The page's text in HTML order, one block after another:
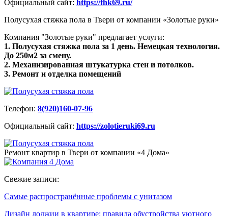
Официальный сайт: https://fhk69.ru/
Полусухая стяжка пола в Твери от компании «Золотые руки»
Компания "Золотые руки" предлагает услуги:
1. Полусухая стяжка пола за 1 день. Немецкая технология.
До 250м2 за смену.
2. Механизированная штукатурка стен и потолков.
3. Ремонт и отделка помещений
Телефон: 8(920)160-07-96
Официальный сайт: https://zolotieruki69.ru
Ремонт квартир в Твери от компании «4 Дома»
Свежие записи:
Самые распространённые проблемы с унитазом
Дизайн лоджии в квартире: правила обустройства уютного